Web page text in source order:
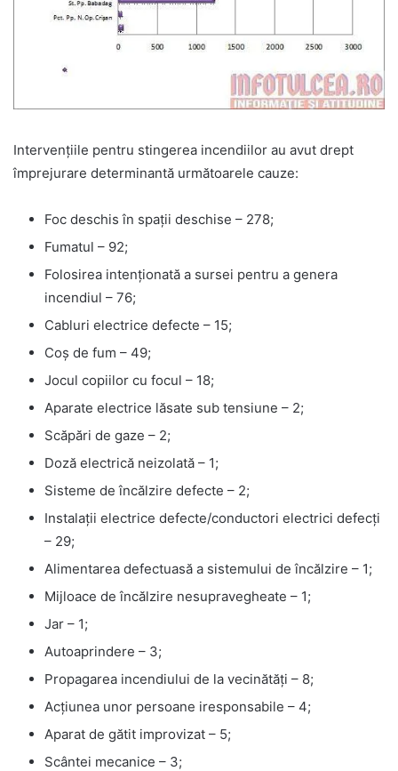
Intervenţiile pentru stingerea incendiilor au avut drept
împrejurare determinantă următoarele cauze:
Foc deschis în spaţii deschise – 278;
Fumatul – 92;
Folosirea intenţionată a sursei pentru a genera
incendiul – 76;
Cabluri electrice defecte – 15;
Coş de fum – 49;
Jocul copiilor cu focul – 18;
Aparate electrice lăsate sub tensiune – 2;
Scăpări de gaze – 2;
Doză electrică neizolată – 1;
Sisteme de încălzire defecte – 2;
Instalaţii electrice defecte/conductori electrici defecţi
– 29;
Alimentarea defectuasă a sistemului de încălzire – 1;
Mijloace de încălzire nesupravegheate – 1;
Jar – 1;
Autoaprindere – 3;
Propagarea incendiului de la vecinătăţi – 8;
Acţiunea unor persoane iresponsabile – 4;
Aparat de gătit improvizat – 5;
Scântei mecanice – 3;